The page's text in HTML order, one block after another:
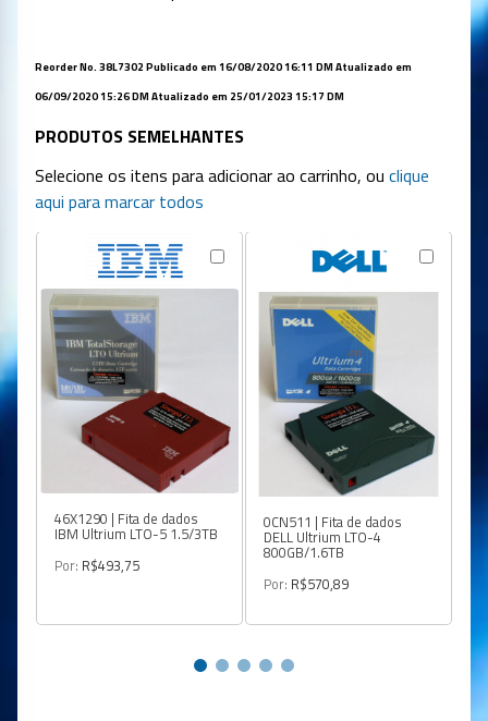
Reorder No. 38L7302 Publicado em 16/08/2020 16:11 DM Atualizado em
06/09/2020 15:26 DM Atualizado em 25/01/2023 15:17 DM
PRODUTOS SEMELHANTES
Selecione os itens para adicionar ao carrinho, ou clique
aqui para marcar todos
46X1290 | Fita de dados
IBM Ultrium LTO-5 1.5/3TB
Por: R$493,75
0CN511 | Fita de dados
DELL Ultrium LTO-4
800GB/1.6TB
Por: R$570,89